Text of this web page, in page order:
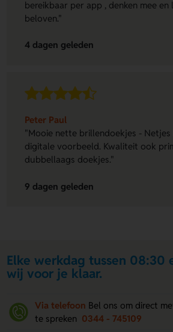
bereikbaar per app , denken mee en
beloven."
4 dagen geleden
Peter Paul
"Mooie nette brillendoekjes -
digitale voorbeeld. Kwaliteit ook
dubbellaags doekjes."
9 dagen geleden
Elke werkdag tussen 08:30
wij voor je klaar.
Via telefoon Bel ons om direct
te spreken 0344 - 745109